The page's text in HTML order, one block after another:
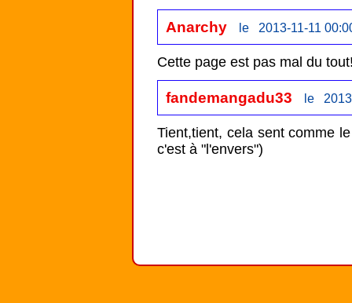
Anarchy le 2013-11-11
Cette page est pas mal du
fandemangadu33 le
Tient,tient, cela sent comme
c'est à "l'envers")